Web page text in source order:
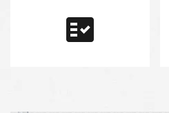
fact_check